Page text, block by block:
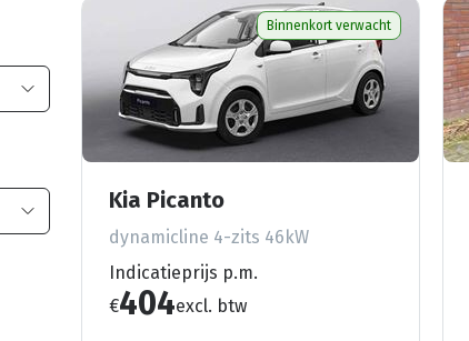
Binnenkort verwacht
Kia Picanto
dynamicline 4-zits 46kW
Indicatieprijs p.m.
€404excl. btw